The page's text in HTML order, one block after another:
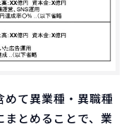
て異業種・異職種
とめることで、業